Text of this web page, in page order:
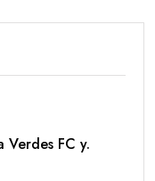
Verdes FC y.